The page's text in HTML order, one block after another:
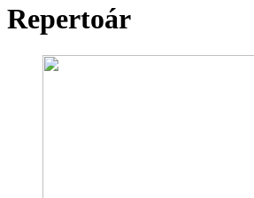
Repertoár